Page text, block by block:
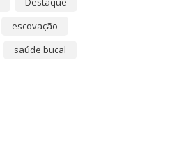
escovação
saúde bucal